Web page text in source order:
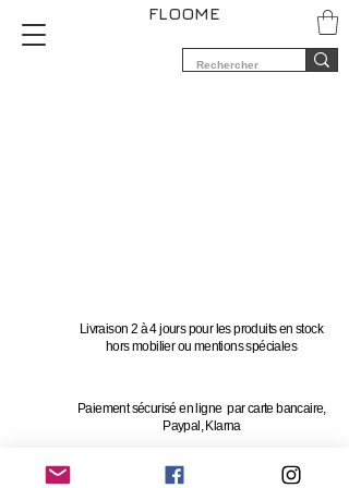
FLOOME
Livraison 2 à 4 jours pour les produits en stock
hors mobilier ou mentions spéciales
Paiement sécurisé en ligne par carte bancaire,
Paypal, Klarna
Vous avez 14 jours pour changer d'avis